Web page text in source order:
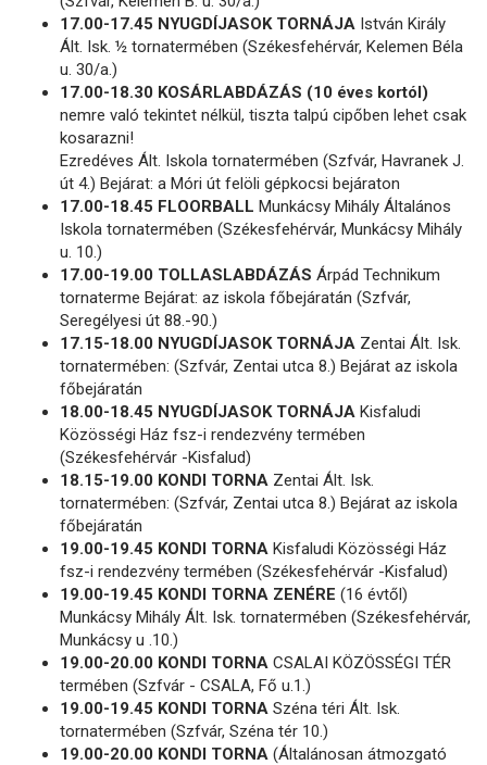
17.00-17.45 NYUGDÍJASOK TORNÁJA István Király
Ált. Isk. ½ tornatermében (Székesfehérvár, Kelemen Béla
u. 30/a.)
17.00-18.30 KOSÁRLABDÁZÁS (10 éves kortól)
nemre való tekintet nélkül, tiszta talpú cipőben lehet csak
kosarazni!
Ezredéves Ált. Iskola tornatermében (Szfvár, Havranek J.
út 4.) Bejárat: a Móri út felöli gépkocsi bejáraton
17.00-18.45 FLOORBALL Munkácsy Mihály Általános
Iskola tornatermében (Székesfehérvár, Munkácsy Mihály
u. 10.)
17.00-19.00 TOLLASLABDÁZÁS Árpád Technikum
tornaterme Bejárat: az iskola főbejáratán (Szfvár,
Seregélyesi út 88.-90.)
17.15-18.00 NYUGDÍJASOK TORNÁJA Zentai Ált. Isk.
tornatermében: (Szfvár, Zentai utca 8.) Bejárat az iskola
főbejáratán
18.00-18.45 NYUGDÍJASOK TORNÁJA Kisfaludi
Közösségi Ház fsz-i rendezvény termében
(Székesfehérvár -Kisfalud)
18.15-19.00 KONDI TORNA Zentai Ált. Isk.
tornatermében: (Szfvár, Zentai utca 8.) Bejárat az iskola
főbejáratán
19.00-19.45 KONDI TORNA Kisfaludi Közösségi Ház
fsz-i rendezvény termében (Székesfehérvár -Kisfalud)
19.00-19.45 KONDI TORNA ZENÉRE (16 évtől)
Munkácsy Mihály Ált. Isk. tornatermében (Székesfehérvár,
Munkácsy u .10.)
19.00-20.00 KONDI TORNA CSALAI KÖZÖSSÉGI TÉR
termében (Szfvár - CSALA, Fő u.1.)
19.00-19.45 KONDI TORNA Széna téri Ált. Isk.
tornatermében (Szfvár, Széna tér 10.)
19.00-20.00 KONDI TORNA (Általánosan átmozgató